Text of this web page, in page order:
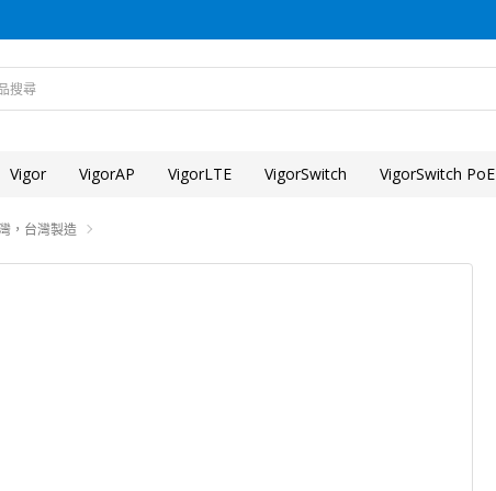
Vigor VigorAP VigorLTE VigorSwitch VigorSwitch PoE
，台灣製造